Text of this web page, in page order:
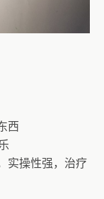
西
实操性强，治疗